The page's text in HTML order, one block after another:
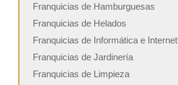
Franquicias de Hamburguesas
Franquicias de Helados
Franquicias de Informática e Internet
Franquicias de Jardinería
Franquicias de Limpieza